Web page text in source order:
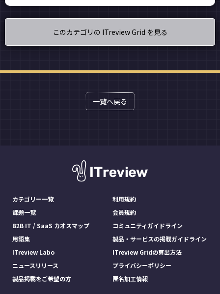
このカテゴリの ITreview Grid を見る
一覧へ戻る
カテゴリー一覧
課題一覧
B2B IT / SaaS カオスマップ
用語集
ITreview Labo
ニュースリリース
製品掲載をご希望の方
利用規約
会員規約
コミュニティガイドライン
製品・サービスの掲載ガイドライン
ITreview Gridの算出方法
プライバシーポリシー
匿名加工情報